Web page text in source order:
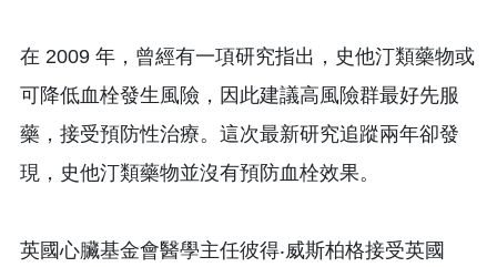
在 2009 年，曾經有一項研究指出，史他汀類藥物或
可降低血栓發生風險，因此建議高風險群最好先服
藥，接受預防性治療。這次最新研究追蹤兩年卻發
現，史他汀類藥物並沒有預防血栓效果。
英國心臟基金會醫學主任彼得‧威斯柏格接受英國